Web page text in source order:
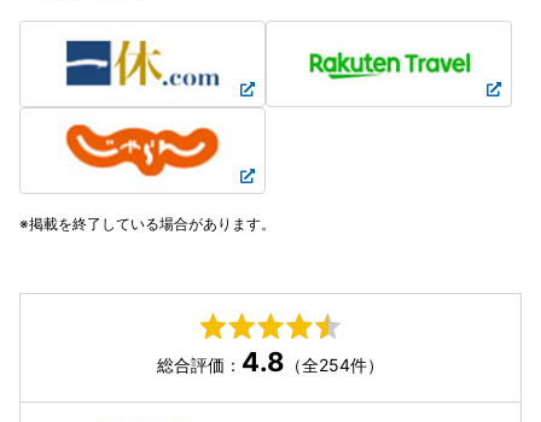
掲載を終了している場合があります。
総合評価： 4.8 （全254件）